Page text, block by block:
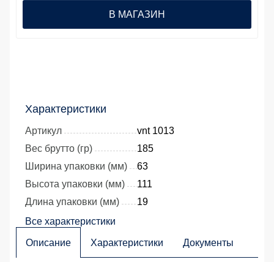
Характеристики
Артикул
vnt 1013
Вес брутто (гр)
185
Ширина упаковки (мм)
63
Высота упаковки (мм)
111
Длина упаковки (мм)
19
Все характеристики
В МАГАЗИН
Описание Характеристики Документы